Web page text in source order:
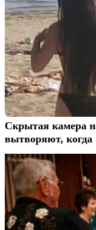
Скрытая камера
вытворяют, когда